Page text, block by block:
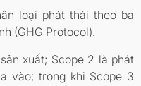
loại phát thải theo ba
(GHG Protocol).
xuất; Scope 2 là phát
vào; trong khi Scope 3